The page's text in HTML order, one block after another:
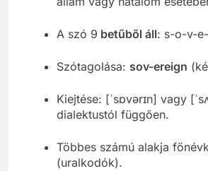
A szó 9 betűből áll: s-o-v-
Szótagolása: sov-ereign
Kiejtése: [ˈsɒvərɪn] vagy
dialektustól függően.
Többes számú alakja
(uralkodók).